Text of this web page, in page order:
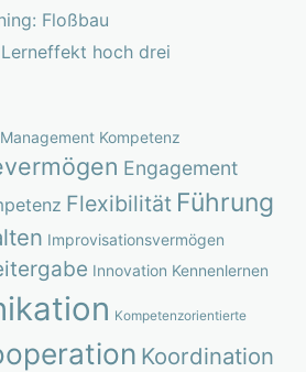
Floßbau
hoch drei
Kompetenz
Engagement
Flexibilität Führung
Improvisationsvermögen
Innovation Kennenlernen
Kompetenzorientierte
Koordination